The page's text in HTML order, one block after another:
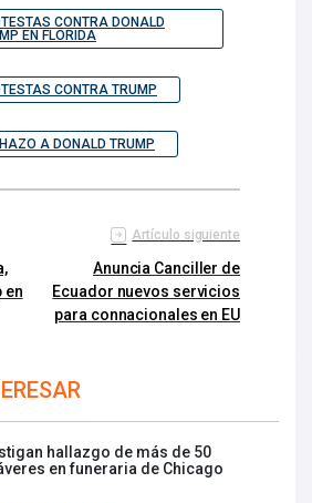
CONTRA DONALD
EN FLORIDA
CONTRA TRUMP
A DONALD TRUMP
en
Artículo siguiente
Anuncia Canciller de
Ecuador nuevos servicios
para connacionales en EU
hallazgo de más de 50
en funeraria de Chicago